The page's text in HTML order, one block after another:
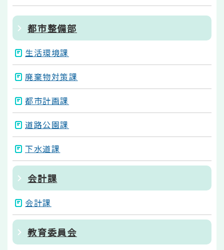
都市整備部
生活環境課
廃棄物対策課
都市計画課
道路公園課
下水道課
会計課
会計課
教育委員会